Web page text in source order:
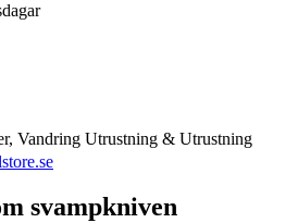
Vandring Utrustning & Utrustning
svampkniven